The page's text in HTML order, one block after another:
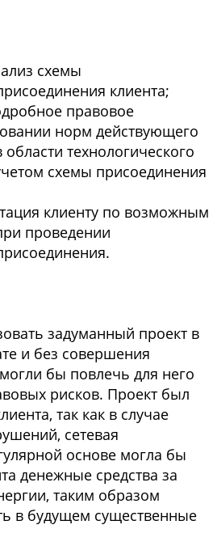
схемы
клиента;
правовое
норм действующего
области технологического
схемы присоединения
клиенту по возможным
проведении
задуманный проект в
и без совершения
бы повлечь для него
рисков. Проект был
так как в случае
сетевая
основе могла бы
денежные средства за
таким образом
в будущем существенные